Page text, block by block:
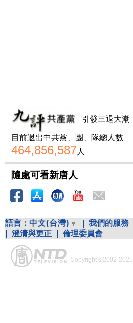
引發三退大潮
目前退出中共黨、團、隊總人數
464,856,587人
隨處可看新唐人
語言： 中文(台灣) 我們的服務
澄清與更正 倫理委員會
Copyright ©2002-2025